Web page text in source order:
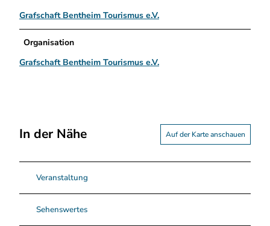
Grafschaft Bentheim Tourismus e.V.
Organisation
Grafschaft Bentheim Tourismus e.V.
In der Nähe Auf der Karte anschauen
Veranstaltung
Sehenswertes